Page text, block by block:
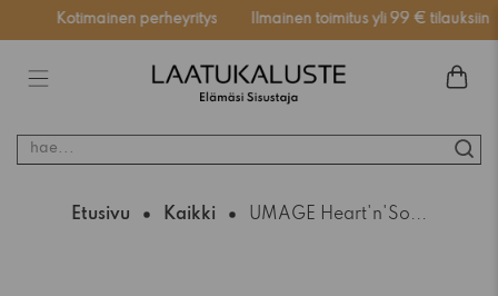
Kotimainen perheyritys Ilmainen toimitus yli 99 € tilauksiin
hae...
Etusivu Kaikki UMAGE Heart'n'So...